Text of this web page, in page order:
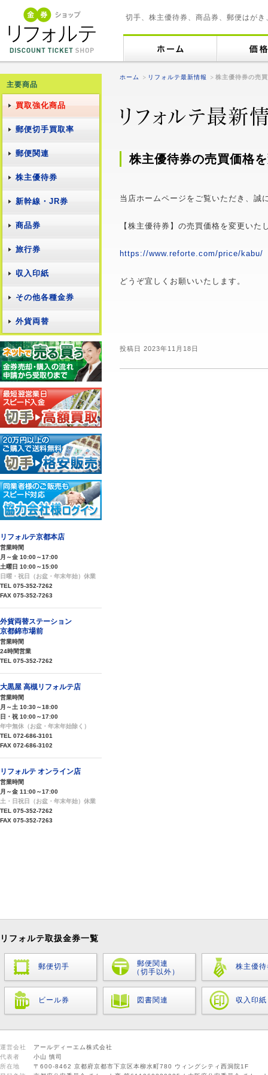
切手、株主優待券、商品券、郵便はがき
ホーム リフォルテ最新情報 株主優待券の売
株主優待券の売買価格
当店ホームページをご覧いただき、誠
【株主優待券】の売買価格を変更いた
https://www.reforte.com/price/kabu/
どうぞ宜しくお願いいたします。
投稿日 2023年11月18日
主要商品
買取強化商品
郵便切手買取率
郵便関連
株主優待券
新幹線・JR券
商品券
旅行券
収入印紙
その他各種金券
外貨両替
リフォルテ京都本店
営業時間
月～金 10:00～17:00
土曜日 10:00～15:00
日曜・祝日（お盆・年末年始）休業
TEL 075-352-7262
FAX 075-352-7263
外貨両替ステーション
京都錦市場前
営業時間
24時間営業
TEL 075-352-7262
大黒屋 高槻リフォルテ店
営業時間
月～土 10:30～18:00
日・祝 10:00～17:00
年中無休（お盆・年末年始除く）
TEL 072-686-3101
FAX 072-686-3102
リフォルテ オンライン店
営業時間
月～金 11:00～17:00
土・日祝日（お盆・年末年始）休業
TEL 075-352-7262
FAX 075-352-7263
リフォルテ取扱金券一覧
郵便切手
郵便関連
（切手以外）
株主優
ビール券 図書関連 収入印紙
運営会社
アールディーエム株式会社
代表者
小山 慎司
所在地
〒600-8462 京都府京都市下京区本柳水町780 ウィングシティ西洞院1F